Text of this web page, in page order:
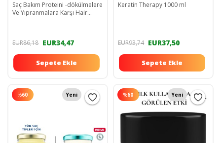
Saç Bakım Proteini -dökülmelere
Ve Yıpranmalara Karşı Hair
EUR86,18 EUR34,47
Sepete Ekle
Keratin Therapy 1000 ml
EUR93,74 EUR37,50
Sepete Ekle
%60 Yeni %60 Yeni